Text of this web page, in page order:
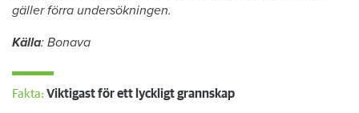
gäller förra undersökningen.
Källa: Bonava
Fakta: Viktigast för ett lyckligt grannskap